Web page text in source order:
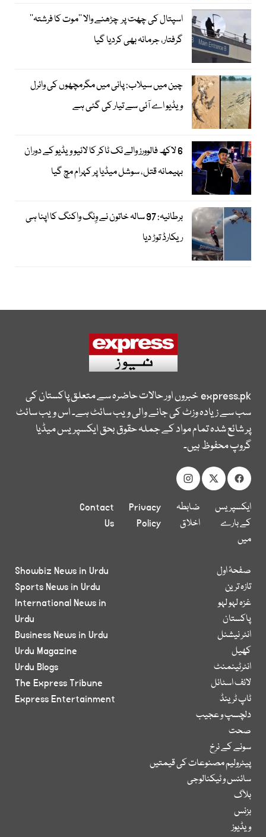
اسپتال کی چھت پر چڑھنے والا ’’موت کا فرشتہ‘‘
گرفتار، جرمانہ بھی کردیا گیا
چین میں سیلاب: پانی میں مگرمچھوں کی وائرل
ویڈیو اے آئی سے تیار کی گئی ہے
6 لاکھ فالوورز والے ٹک ٹاکر کا لائیو ویڈیو کے دوران
بہیمانہ قتل، سوشل میڈیا پر کہرام مچ گیا
برطانیہ: 97 سالہ خاتون نے وِنگ واکنگ کا اپنا ہی
ریکارڈ توڑ دیا
express.pkخبروں اور حالات حاضرہ سے متعلق پاکستان کی
سب سے زیادہ وزٹ کی جانے والی ویب سائٹ ہے۔ اس ویب سائٹ
پر شائع شدہ تمام مواد کے جملہ حقوق بحق ایکسپریس میڈیا
گروپ محفوظ ہیں۔
ایکسپریس
کے بارے
میں
ضابطہ
اخلاق
Privacy
Policy
Contact
Us
صفحۂ اول
تازہ ترین
غزہ لہو لہو
پاکستان
انٹر نیشنل
کھیل
انٹرٹینمنٹ
لائف اسٹائل
ٹاپ ٹرینڈ
دلچسپ و عجیب
صحت
سونے کے نرخ
پیٹرولیم مصنوعات کی قیمتیں
سائنس و ٹیکنالوجی
بلاگ
بزنس
ویڈیوز
Showbiz News in Urdu
Sports News in Urdu
International News in
Urdu
Business News in Urdu
Urdu Magazine
Urdu Blogs
The Express Tribune
Express Entertainment